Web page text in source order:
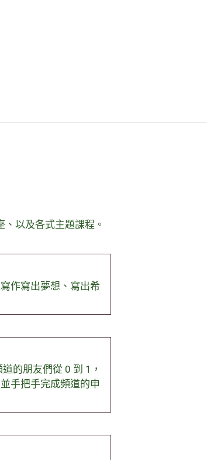
以及各式主題課程。
作寫出夢想、寫出希
的朋友們從 0 到 1，
手把手完成頻道的申